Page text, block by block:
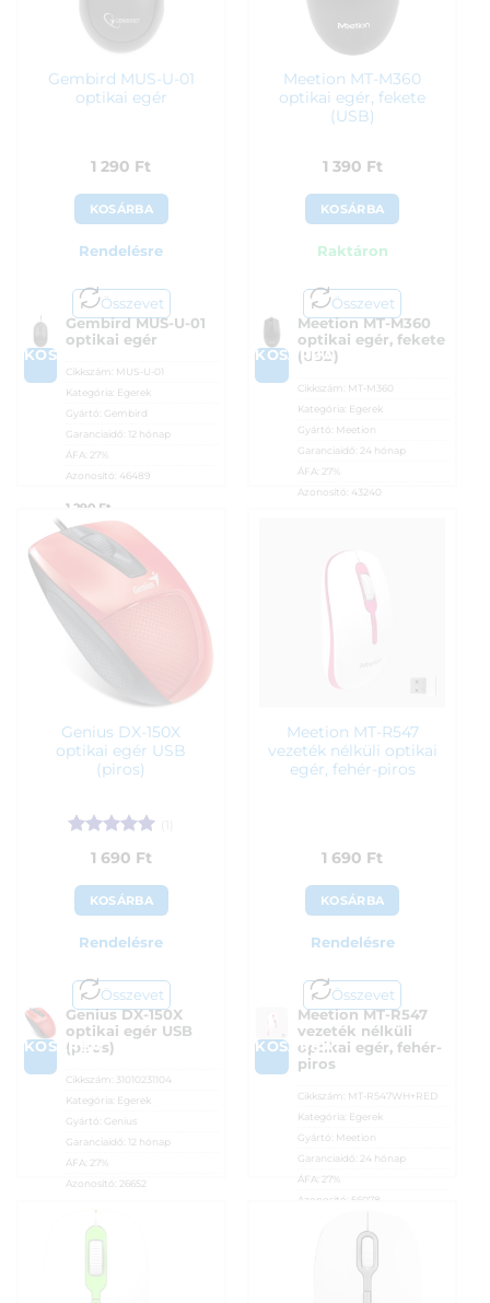
Gembird MUS-U-01
optikai egér
1 290 Ft
KOSÁRBA
Rendelésre
Összevet
KOSÁRBA
Gembird MUS-U-01
optikai egér
Cikkszám: MUS-U-01
Kategória: Egerek
Gyártó: Gembird
Garanciaidő: 12 hónap
ÁFA:
27%
Azonosító: 46489
1 290 Ft
Meetion MT-M360
optikai egér, fekete
(USB)
1 390 Ft
KOSÁRBA
Raktáron
Összevet
KOSÁRBA
Meetion MT-M360
optikai egér, fekete
(USB)
Cikkszám: MT-M360
Kategória: Egerek
Gyártó: Meetion
Garanciaidő:
24 hónap
ÁFA:
27%
Azonosító: 43240
Genius DX-150X
optikai egér USB
(piros)
Értékelés:5
1 690 Ft
KOSÁRBA
Rendelésre
Összevet
KOSÁRBA
Genius DX-150X
optikai egér USB
(piros)
Cikkszám: 31010231104
Kategória: Egerek
Gyártó: Genius
Garanciaidő: 12 hónap
ÁFA: 27%
Azonosító: 26652
1 690
Meetion MT-R547
vezeték nélküli optikai
egér, fehér-piros
1 690 Ft
KOSÁRBA
Rendelésre
Összevet
KOSÁRBA
Meetion MT-R547
vezeték nélküli
optikai egér, fehér-
piros
Cikkszám: MT-R547WH+RED
Kategória: Egerek
Gyártó: Meetion
Garanciaidő: 24 hónap
ÁFA: 27%
Azonosító: 56078